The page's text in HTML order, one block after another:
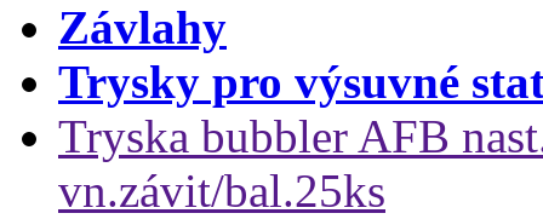
Závlahy
Trysky pro výsuvné
Tryska bubbler AFB
vn.závit/bal.25ks